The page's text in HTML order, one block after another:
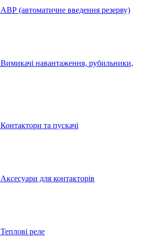
АВР (автоматичне введення резерву)
Вимикачі навантаження, рубильники,
Контактори та пускачі
Аксесуари для контакторів
Теплові реле